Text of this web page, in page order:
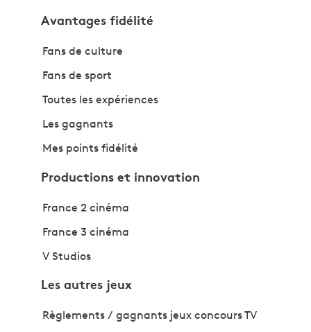
Avantages fidélité
Fans de culture
Fans de sport
Toutes les expériences
Les gagnants
Mes points fidélité
Productions et innovation
France 2 cinéma
France 3 cinéma
V Studios
Les autres jeux
Règlements / gagnants jeux concours TV